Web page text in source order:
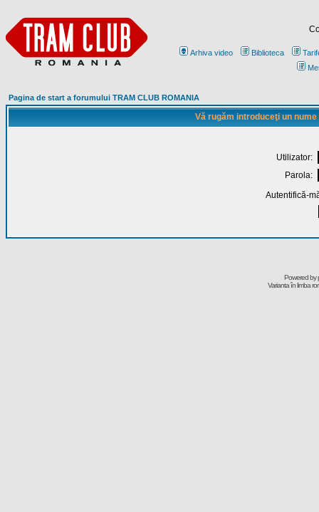
Arhiva video Biblioteca
Pagina de start a forumului TRAM CLUB ROMANIA
Vă rugăm introduceţi un
Utilizator:
Parola:
Autentifică-
Powered by
Varianta în limba